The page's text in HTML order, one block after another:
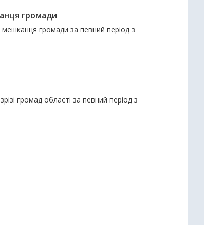
громади
мешканця громади за певний період з
громад області за певний період з